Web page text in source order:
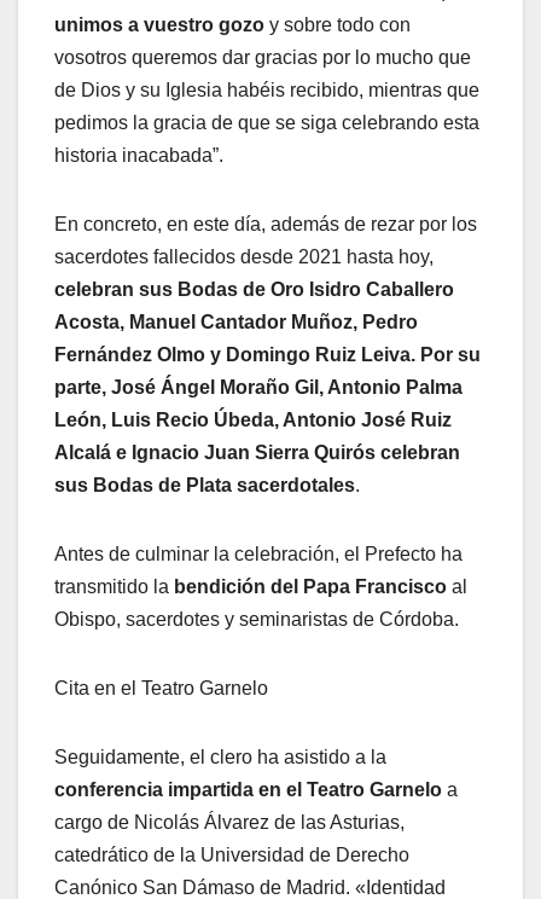
unimos a vuestro gozo y sobre todo con
vosotros queremos dar gracias por lo mucho que
de Dios y su Iglesia habéis recibido, mientras que
pedimos la gracia de que se siga celebrando esta
historia inacabada”.
En concreto, en este día, además de rezar por los
sacerdotes fallecidos desde 2021 hasta hoy,
celebran sus Bodas de Oro Isidro Caballero
Acosta, Manuel Cantador Muñoz, Pedro
Fernández Olmo y Domingo Ruiz Leiva. Por su
parte, José Ángel Moraño Gil, Antonio Palma
León, Luis Recio Úbeda, Antonio José Ruiz
Alcalá e Ignacio Juan Sierra Quirós celebran
sus Bodas de Plata sacerdotales.
Antes de culminar la celebración, el Prefecto ha
transmitido la bendición del Papa Francisco al
Obispo, sacerdotes y seminaristas de Córdoba.
Cita en el Teatro Garnelo
Seguidamente, el clero ha asistido a la
conferencia impartida en el Teatro Garnelo a
cargo de Nicolás Álvarez de las Asturias,
catedrático de la Universidad de Derecho
Canónico San Dámaso de Madrid. «Identidad